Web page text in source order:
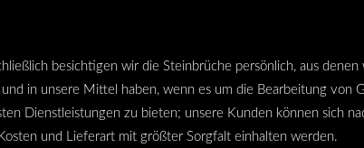
besichtigen wir die Steinbrüche persönlich, aus
in unsere Mittel haben, wenn es um die Bearbeitung von
Dienstleistungen zu bieten; unsere Kunden können sich
und Lieferart mit größter Sorgfalt einhalten werden.